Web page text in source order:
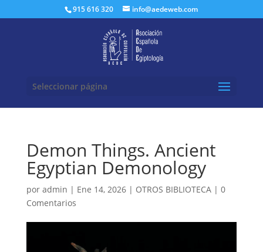
915 616 320 info@aedeweb.com
Seleccionar página
Demon Things. Ancient
Egyptian Demonology
por admin | Ene 14, 2026| OTROS BIBLIOTECA| 0
Comentarios